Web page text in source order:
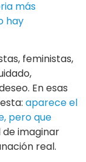
más
hay
feministas,
En esas
aparece el
pero que
de imaginar
real.